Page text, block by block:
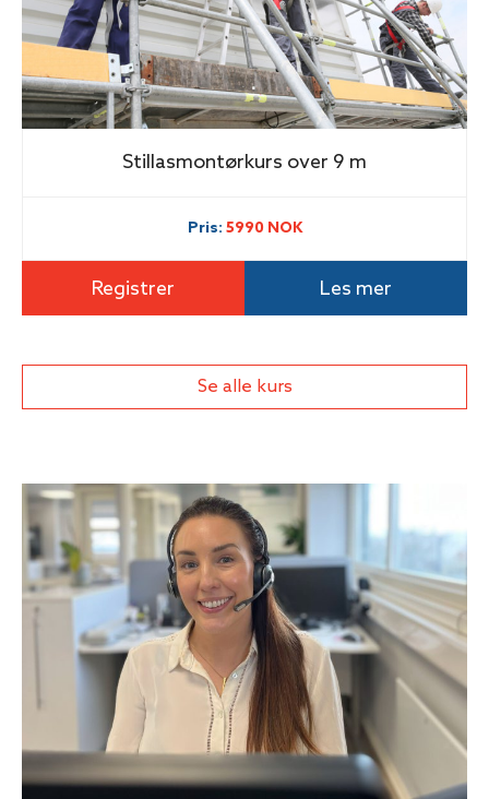
Stillasmontørkurs over 9 m
Pris: 5990 NOK
Registrer Les mer
Se alle kurs